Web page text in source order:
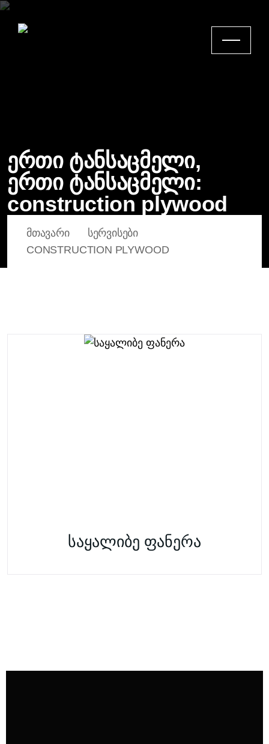
ერთი ტანსაცმელი,
ერთი ტანსაცმელი:
construction plywood
ᲛᲗᲐᲕᲐᲠᲘ
ᲡᲔᲠᲕᲘᲡᲔᲑᲘ
CONSTRUCTION PLYWOOD
საყალიბე ფანერა